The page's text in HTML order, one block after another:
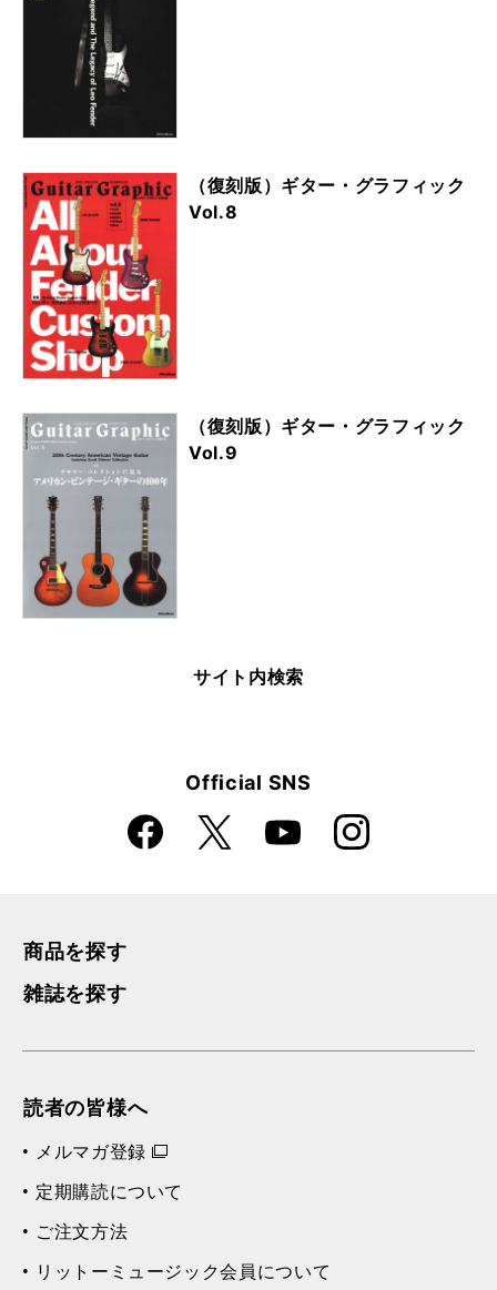
（復刻版）ギター・グラフィック
Vol.8
（復刻版）ギター・グラフィック
Vol.9
サイト内検索
Official SNS
Faceboo
k
X YouTube Instagra
m
商品を探す
雑誌を探す
読者の皆様へ
メルマガ登録
定期購読について
ご注文方法
リットーミュージック会員について